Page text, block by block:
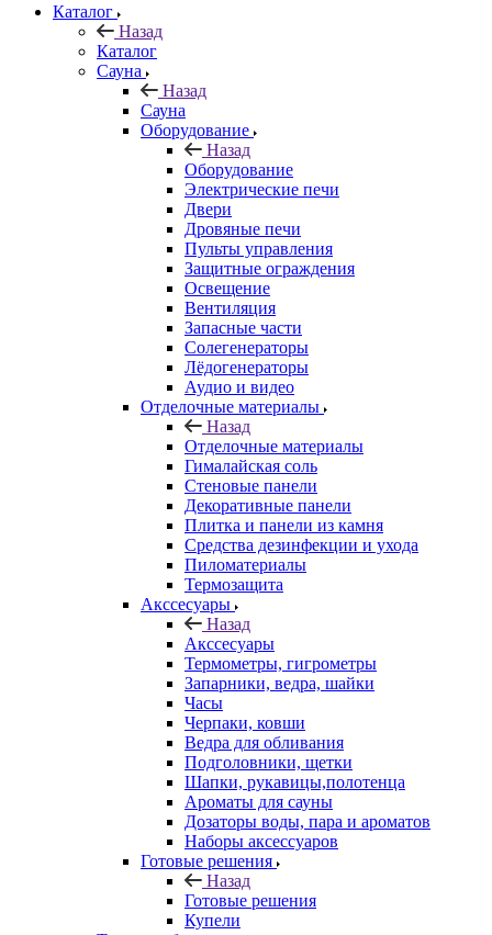
Каталог
Назад
Каталог
Сауна
Назад
Сауна
Оборудование
Назад
Оборудование
Электрические печи
Двери
Дровяные печи
Пульты управления
Защитные ограждения
Освещение
Вентиляция
Запасные части
Солегенераторы
Лёдогенераторы
Аудио и видео
Отделочные материалы
Назад
Отделочные материалы
Гималайская соль
Стеновые панели
Декоративные панели
Плитка и панели из камня
Средства дезинфекции и ухода
Пиломатериалы
Термозащита
Аксcесуары
Назад
Аксcесуары
Термометры, гигрометры
Запарники, ведра, шайки
Часы
Черпаки, ковши
Ведра для обливания
Подголовники, щетки
Шапки, рукавицы,полотенца
Ароматы для сауны
Дозаторы воды, пара и ароматов
Наборы аксессуаров
Готовые решения
Назад
Готовые решения
Купели